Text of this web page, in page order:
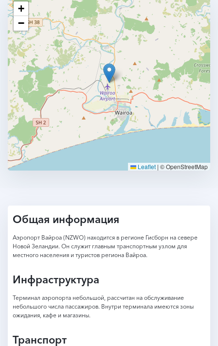
+
−
Leaflet | © OpenStreetMap
Общая информация
Аэропорт Вайроа (NZWO) находится в регионе Гисборн на севере
Новой Зеландии. Он служит главным транспортным узлом для
местного населения и туристов региона Вайроа.
Инфраструктура
Терминал аэропорта небольшой, рассчитан на обслуживание
небольшого числа пассажиров. Внутри терминала имеются зоны
ожидания, кафе и магазины.
Транспорт